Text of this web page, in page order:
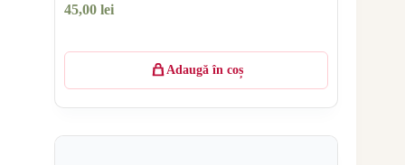
45,00 lei
Adaugă în coș